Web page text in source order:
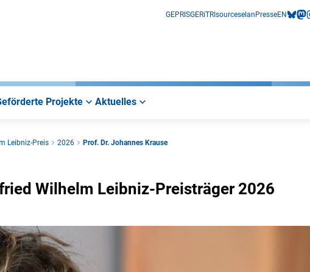
GEPRISGERiTRIsourceselan PresseEN
Projekte Aktuelles
Leibniz-Preis 2026 Prof. Dr. Johannes Krause
Wilhelm Leibniz-Preisträger 2026